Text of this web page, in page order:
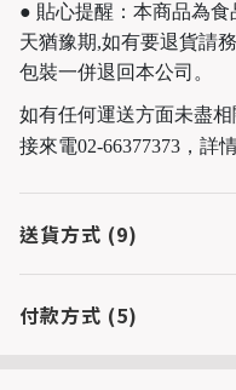
● 貼心提醒：本商品為
天猶豫期,如有要退貨請
包裝一併退回本公司。
如有任何運送方面未盡
接來電02-66377373， 詳
送貨方式 (9)
付款方式 (5)